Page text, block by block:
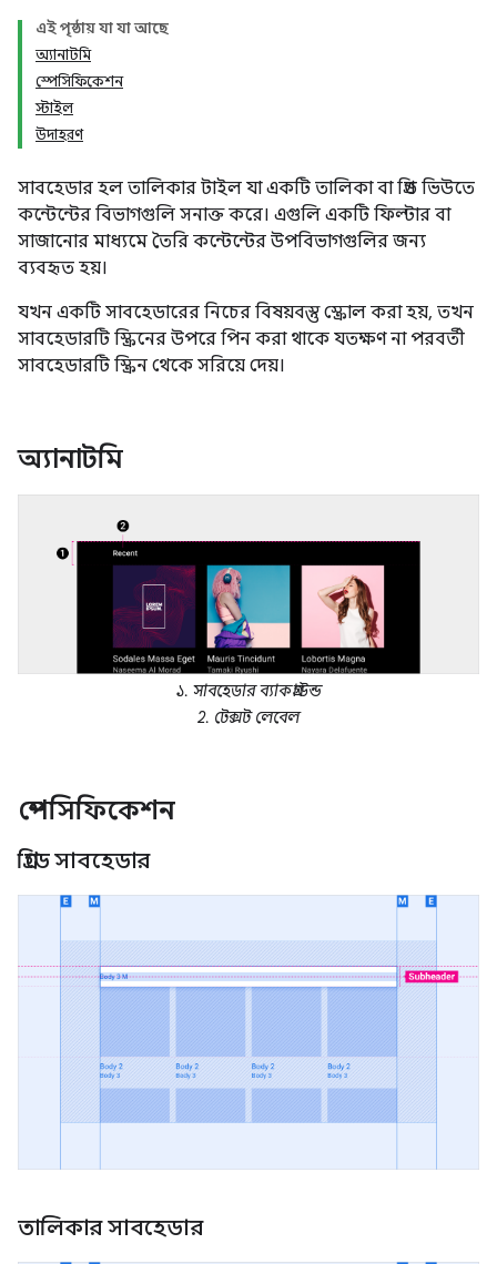
এই পৃষ্ঠায় যা যা আছে
অ্যানাটমি
স্পেসিফিকেশন
স্টাইল
উদাহরণ
সাবহেডার হল তালিকার টাইল যা একটি তালিকা বা গ্রিড ভিউতে
কন্টেন্টের বিভাগগুলি সনাক্ত করে। এগুলি একটি ফিল্টার বা
সাজানোর মাধ্যমে তৈরি কন্টেন্টের উপবিভাগগুলির জন্য
ব্যবহৃত হয়।
যখন একটি সাবহেডারের নিচের বিষয়বস্তু স্ক্রোল করা হয়, তখন
সাবহেডারটি স্ক্রিনের উপরে পিন করা থাকে যতক্ষণ না পরবর্তী
সাবহেডারটি স্ক্রিন থেকে সরিয়ে দেয়।
অ্যানাটমি
১. সাবহেডার ব্যাকগ্রাউন্ড
2. টেক্সট লেবেল
স্পেসিফিকেশন
গ্রিডে সাবহেডার
তালিকার সাবহেডার